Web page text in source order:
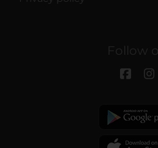
Follow